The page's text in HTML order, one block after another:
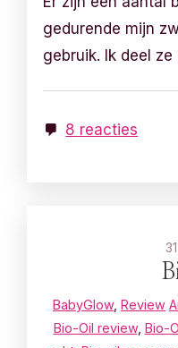
gedurende mijn
gebruik. Ik deel
8 reacties
BabyGlow, Review
Bio-Oil review, Bio-